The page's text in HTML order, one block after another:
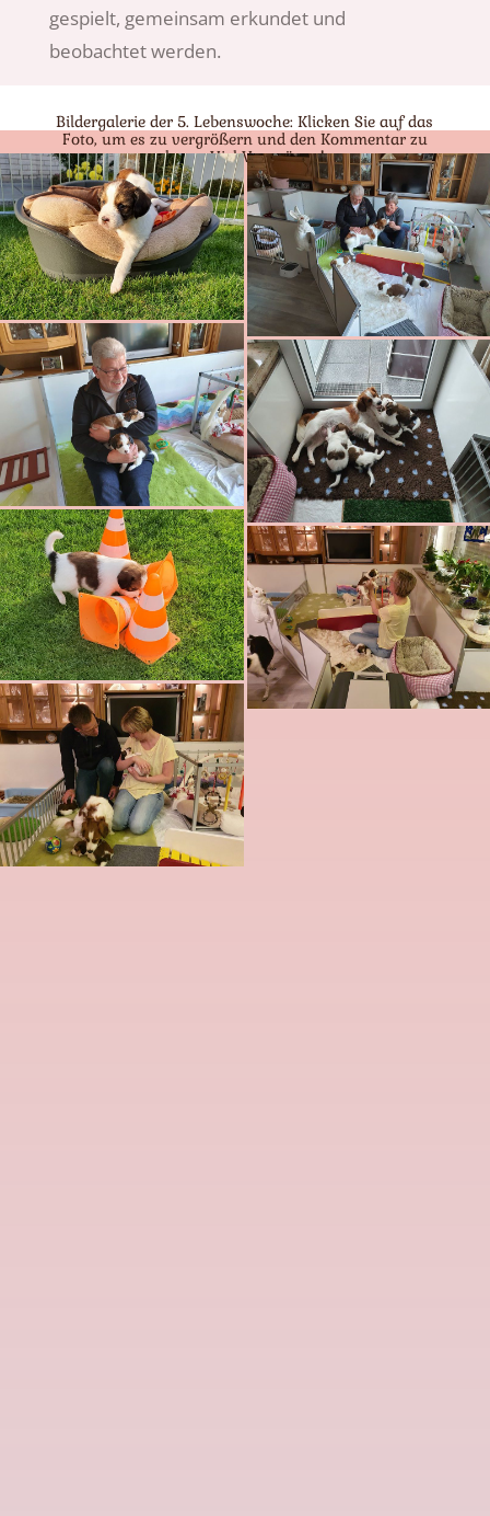
gespielt, gemeinsam erkundet und
beobachtet werden.
Bildergalerie der 5. Lebenswoche: Klicken Sie auf das
Foto, um es zu vergrößern und den Kommentar zu
lesen. Viel Vergnügen!